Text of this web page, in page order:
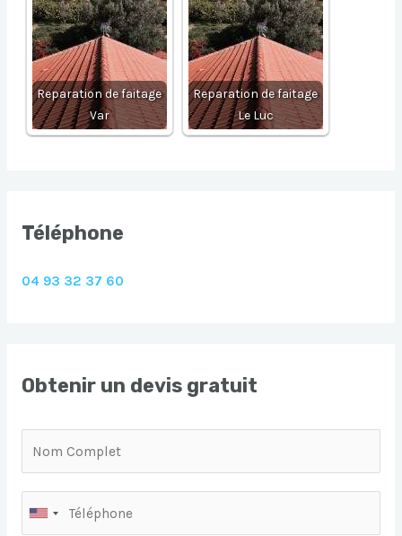
Reparation de faitage
Var
Reparation de faitage
Le Luc
Téléphone
04 93 32 37 60
Obtenir un devis gratuit